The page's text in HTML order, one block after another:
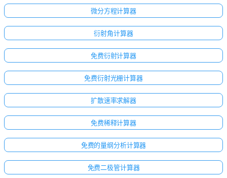
微分方程计算器
衍射角计算器
免费衍射计算器
免费衍射光栅计算器
扩散速率求解器
免费稀释计算器
免费的量纲分析计算器
免费二极管计算器